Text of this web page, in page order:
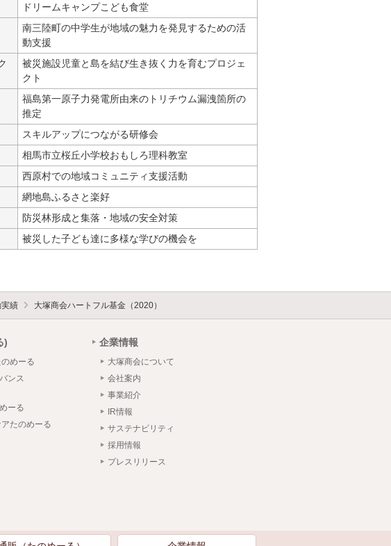
ドリームキャンプこども食堂
南三陸町の中学生が地域の魅力を発見するための活
動支援
被災施設児童と島を結び生き抜く力を育むプロジェ
クト
福島第一原子力発電所由来のトリチウム漏洩箇所の
推定
スキルアップにつながる研修会
相馬市立桜丘小学校おもしろ理科教室
西原村での地域コミュニティ支援活動
網地島ふるさと楽好
防災林形成と集落・地域の安全対策
被災した子ども達に多様な学びの機会を
績 大塚商会ハートフル基金（2020）
)
めーる
ンス
ーる
たのめーる
企業情報
大塚商会について
会社案内
事業紹介
IR情報
サステナビリティ
採用情報
プレスリリース